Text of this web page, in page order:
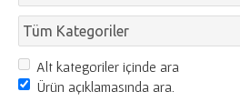
Alt kategoriler içinde ara
Ürün açıklamasında ara.